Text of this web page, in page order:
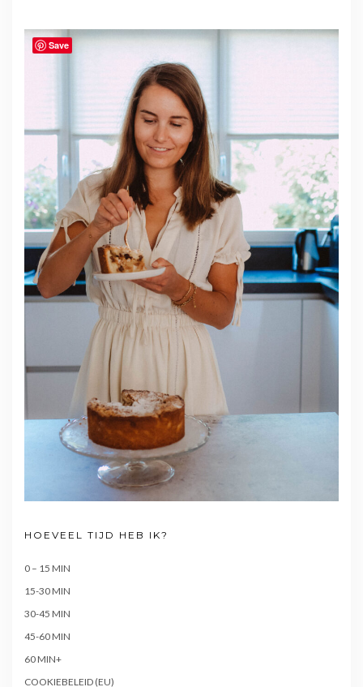
HOEVEEL TIJD HEB IK?
0 – 15 MIN
15-30 MIN
30-45 MIN
45-60 MIN
60 MIN+
COOKIEBELEID (EU)
Save